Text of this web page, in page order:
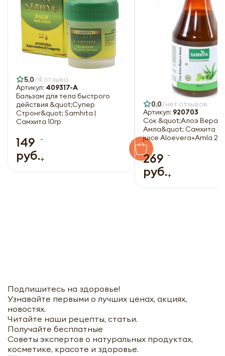
5,0 4 отзыва
Артикул: 409317-А
Бальзам для тела быстрого
действия &quot;Супер
Стронг&quot; Samhita |
Самхита 10гр
149
руб.
-
+
0,0 нет отзывов
Артикул: 920703
Сок &quot;Алоэ Вераи
Амла&quot; Самхита |
juice Aloevera+Amla
269
руб.
-
+
Подпишитесь на здоровье!
Узнавайте первыми о лучших ценах, акциях,
новостях.
Читайте наши рецепты, статьи.
Получайте бесплатные
Советы экспертов о натуральных продуктах,
косметике, красоте и здоровье.